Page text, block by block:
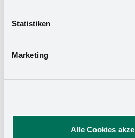
widerrufen. Mehr Informationen
Statistiken
Marketing
Alle Cookies